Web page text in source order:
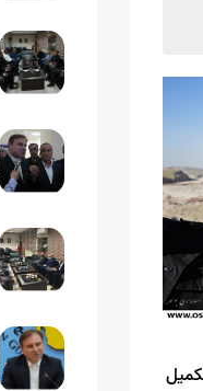
تکمیل